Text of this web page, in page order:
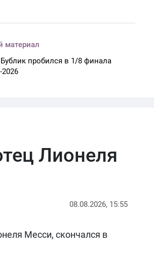
материал
пробился в 1/8 финала
Лионеля
08.08.2026, 15:55
Месси, скончался в